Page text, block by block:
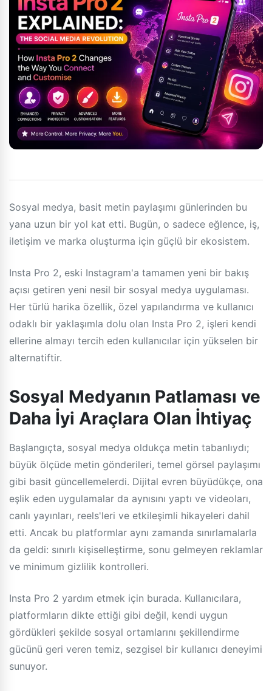
Sosyal medya, basit metin paylaşımı günlerinden bu
yana uzun bir yol kat etti. Bugün, o sadece eğlence, iş,
iletişim ve marka oluşturma için güçlü bir ekosistem.
Insta Pro 2, eski Instagram'a tamamen yeni bir bakış
açısı getiren yeni nesil bir sosyal medya uygulaması.
Her türlü harika özellik, özel yapılandırma ve kullanıcı
odaklı bir yaklaşımla dolu olan Insta Pro 2, işleri kendi
ellerine almayı tercih eden kullanıcılar için yükselen bir
alternatiftir.
Sosyal Medyanın Patlaması ve
Daha İyi Araçlara Olan İhtiyaç
Başlangıçta, sosyal medya oldukça metin tabanlıydı;
büyük ölçüde metin gönderileri, temel görsel paylaşımı
gibi basit güncellemelerdi. Dijital evren büyüdükçe, ona
eşlik eden uygulamalar da aynısını yaptı ve videoları,
canlı yayınları, reels'leri ve etkileşimli hikayeleri dahil
etti. Ancak bu platformlar aynı zamanda sınırlamalarla
da geldi: sınırlı kişiselleştirme, sonu gelmeyen reklamlar
ve minimum gizlilik kontrolleri.
Insta Pro 2 yardım etmek için burada. Kullanıcılara,
platformların dikte ettiği gibi değil, kendi uygun
gördükleri şekilde sosyal ortamlarını şekillendirme
gücünü geri veren temiz, sezgisel bir kullanıcı deneyimi
sunuyor.